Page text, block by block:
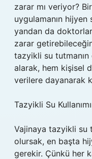
zarar mı veriyor?
uygulamanın hijyen
yandan da
zarar
tazyikli su
alarak, hem kişisel
verilere dayanarak
Tazyikli Su
Vajinaya tazyikli su
olursak, en başta
gerekir. Çünkü her